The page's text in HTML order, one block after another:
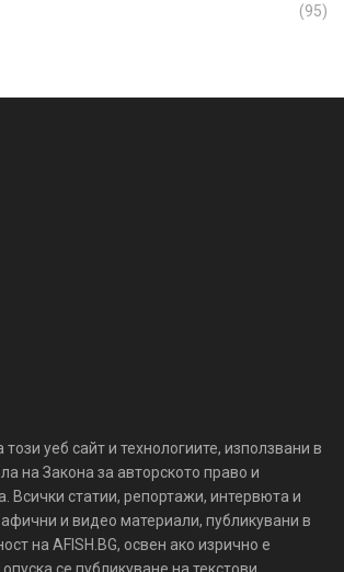
(95)
уеб сайт и технологиите, използвани в
на Закона за авторското право и
Всички статии, репортажи, интервюта и
и видео материали, публикувани в
на AFISH.BG, освен ако изрично е
се публикуване на текстови